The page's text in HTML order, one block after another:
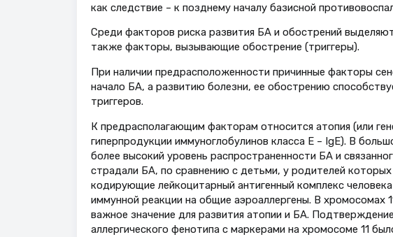
как следствие – к позднему началу базисной
Среди факторов риска развития БА и обострений
также факторы, вызывающие обострение (триггеры).
При наличии предрасположенности причинные факторы
начало БА, а развитию болезни, ее обострению
триггеров.
К предрасполагающим факторам относится атопия (или
гиперпродукции иммуноглобулинов класса Е – IgE). В
более высокий уровень распространенности БА и
страдали БА, по сравнению с детьми, у родителей
кодирующие лейкоцитарный антигенный комплекс
иммунной реакции на общие аэроаллергены. В хромосомах
важное значение для развития атопии и БА.
аллергического фенотипа с маркерами на хромосоме 11